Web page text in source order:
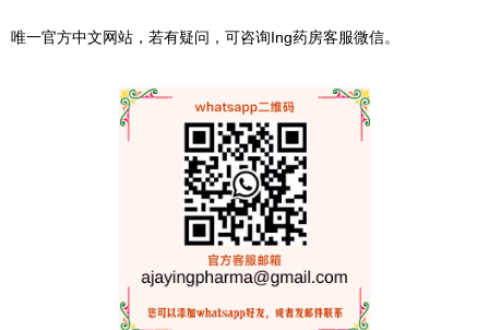
唯一官方中文网站，若有疑问，可咨询Ing药房客服微信。